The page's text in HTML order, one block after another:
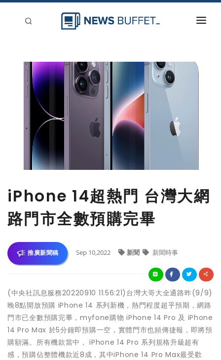
新聞稿分類
登入
刊登
iPhone 14超熱門 台灣大網
路門市全數預購完畢
推廣新聞稿 Sep 10,2022 新聞 新聞時事
(中央社訊息服務20220910 11:56:21)台灣大哥大全通路昨(9/9)
晚8點開放預購 iPhone 14 系列新機，熱門程度超乎預期，網路
門市已全數預購完畢，myfone購物 iPhone 14 Pro 及 iPhone
14 Pro Max 於5分鐘即預購一空，實體門市也頻傳捷報，即將預
購額滿。所有機款當中， iPhone 14 Pro 系列規格升級超有
感，預購佔整體機款近8成，其中iPhone 14 Pro Max最受歡